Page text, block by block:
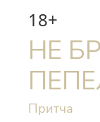
18+
НЕ
Притча